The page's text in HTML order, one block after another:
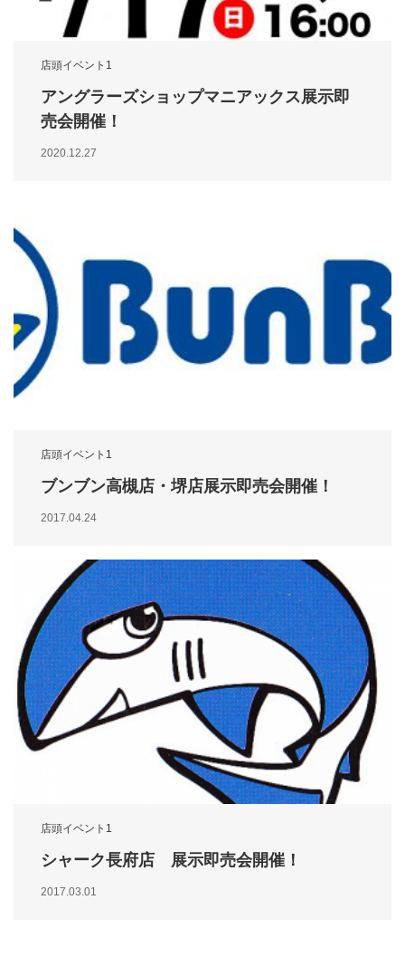
店頭イベント1
アングラーズショップマニアックス展示即
売会開催！
2020.12.27
店頭イベント1
ブンブン高槻店・堺店展示即売会開催！
2017.04.24
店頭イベント1
シャーク長府店 展示即売会開催！
2017.03.01